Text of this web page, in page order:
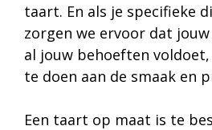
taart. En als je specifieke
zorgen we ervoor dat
al jouw behoeften
te doen aan de smaak en
Een taart op maat is te